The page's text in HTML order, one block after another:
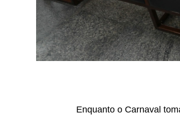
Enquanto o Carnaval